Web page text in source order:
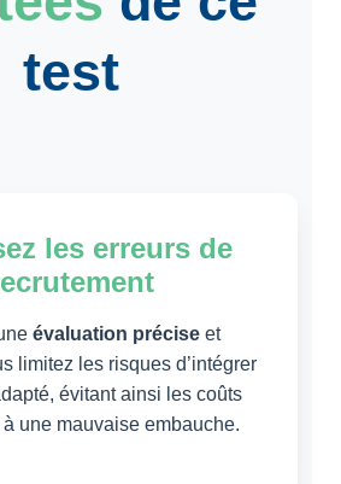
test
les erreurs de
évaluation préciseet
limitez les risques d’intégrer
évitant ainsi les coûts
une mauvaise embauche.